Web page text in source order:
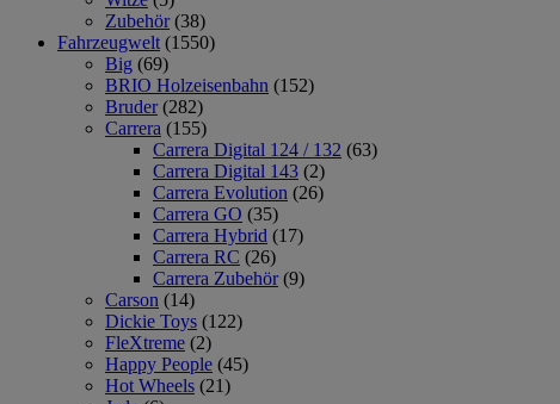
Zubehör (38)
Fahrzeugwelt (1550)
Big (69)
BRIO Holzeisenbahn (152)
Bruder (282)
Carrera (155)
Carrera Digital 124 / 132 (63)
Carrera Digital 143 (2)
Carrera Evolution (26)
Carrera GO (35)
Carrera Hybrid (17)
Carrera RC (26)
Carrera Zubehör (9)
Carson (14)
Dickie Toys (122)
FleXtreme (2)
Happy People (45)
Hot Wheels (21)